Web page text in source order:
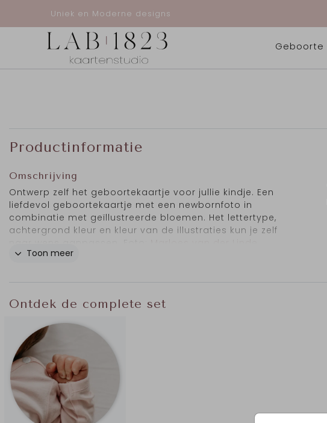
Uniek en Moderne designs
Geboorte
Productinformatie
Omschrijving
Ontwerp zelf het geboortekaartje voor jullie kindje. Een
liefdevol geboortekaartje met een newbornfoto in
combinatie met geïllustreerde bloemen. Het lettertype,
achtergrond kleur en kleur van de illustraties kun je zelf
Fotografie.
Toon meer
Ontdek de complete set